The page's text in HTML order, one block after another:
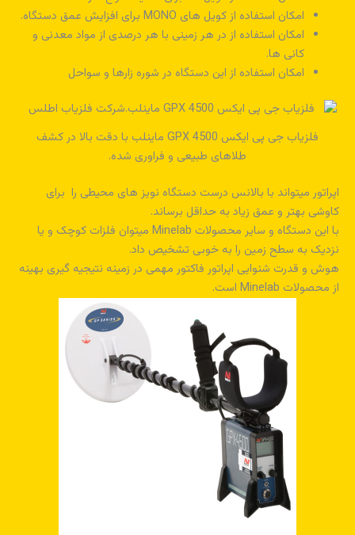
امکان استفاده از کویل های MONO برای افزایش عمق دستگاه.
امکان استفاده از در هر زمینی با هر درصدی از مواد معدنی و
کانی ها.
امکان استفاده از این دستگاه در شوره زارها و سواحل
فلزیاب جی پی ایکس GPX 4500 ماینلب با دقت بالا در کشف
طلاهای طبیعی و فراوری شده.
اپراتور میتواند با بالانس درست دستگاه نویز های محیطی را برای
کاوشی بهتر و عمق زیاد به حداقل برساند.
با این دستگاه و سایر محصولات Minelab میتوان فلزات کوچک و یا
نزدیک به سطح زمین را به خوبی تشخیص داد.
هوش و قدرت شنوایی اپراتور فاکتور مهمی در زمینه نتیجیه گیری بهینه
از محصولات Minelab است.